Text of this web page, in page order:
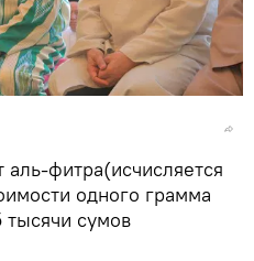
аль-фитра(исчисляется
одного грамма
тысячи сумов